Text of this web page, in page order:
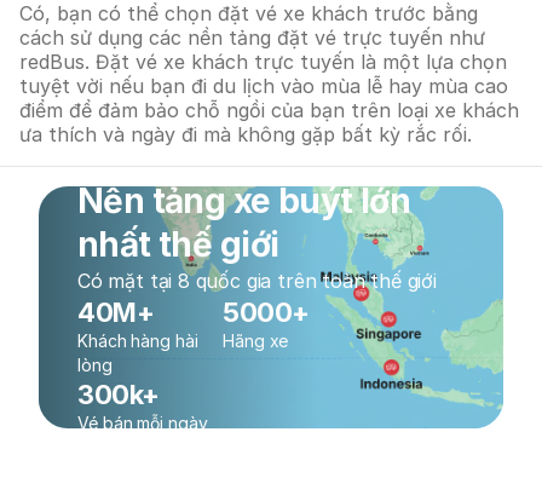
Có, bạn có thể chọn đặt vé xe khách trước bằng
cách sử dụng các nền tảng đặt vé trực tuyến như
redBus. Đặt vé xe khách trực tuyến là một lựa chọn
tuyệt vời nếu bạn đi du lịch vào mùa lễ hay mùa cao
điểm để đảm bảo chỗ ngồi của bạn trên loại xe khách
ưa thích và ngày đi mà không gặp bất kỳ rắc rối.
Nền tảng xe buýt lớn
nhất thế giới
Có mặt tại 8 quốc gia trên toàn thế giới
40M+
Khách hàng hài
lòng
5000+
Hãng xe
300k+
Vé bán mỗi ngày